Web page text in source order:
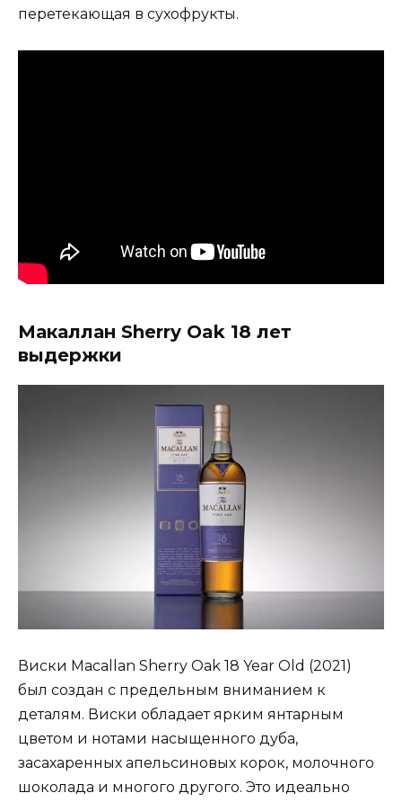
перетекающая в сухофрукты.
Макаллан Sherry Oak 18 лет
выдержки
Виски Macallan Sherry Oak 18 Year Old (2021)
был создан с предельным вниманием к
деталям. Виски обладает ярким янтарным
цветом и нотами насыщенного дуба,
засахаренных апельсиновых корок, молочного
шоколада и многого другого. Это идеально